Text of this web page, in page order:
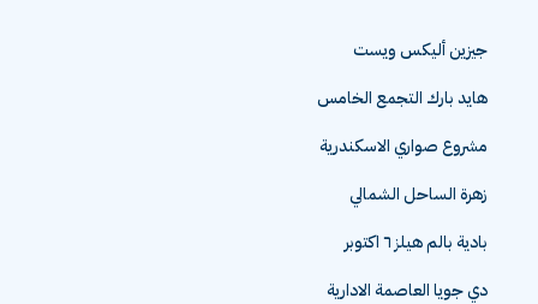
جيزين أليكس ويست
هايد بارك التجمع الخامس
مشروع صواري الاسكندرية
زهرة الساحل الشمالي
بادية بالم هيلز ٦ اكتوبر
دي جويا العاصمة الادارية